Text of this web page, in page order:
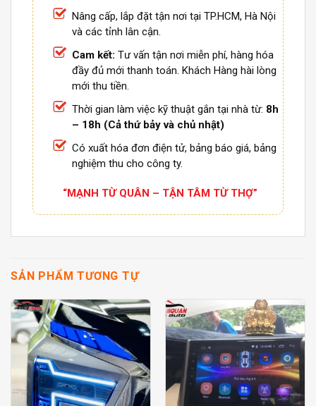
Nâng cấp, lắp đặt tận nơi tại TP.HCM, Hà Nội
và các tỉnh lân cận.
Cam kết: Tư vấn tận nơi miễn phí, hàng hóa
đầy đủ mới thanh toán. Khách Hàng hài lòng
mới thu tiền.
Thời gian làm việc kỹ thuật gắn tại nhà từ: 8h
– 18h (Cả thứ bảy và chủ nhật)
Có xuất hóa đơn điện tử, bảng báo giá, bảng
nghiệm thu cho công ty.
“MẠNH TỪ QUÂN – TẬN TÂM TỪ THỢ”
SẢN PHẨM TƯƠNG TỰ